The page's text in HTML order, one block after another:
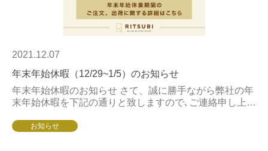
2021.12.07
年末年始休暇（12/29~1/5）のお知らせ
年末年始休暇のお知らせ さて、誠に勝手ながら弊社の年
末年始休暇を下記の通りと致しますので､ご連絡申し上げ
は行っております。お得意様には何かと...
お知らせ